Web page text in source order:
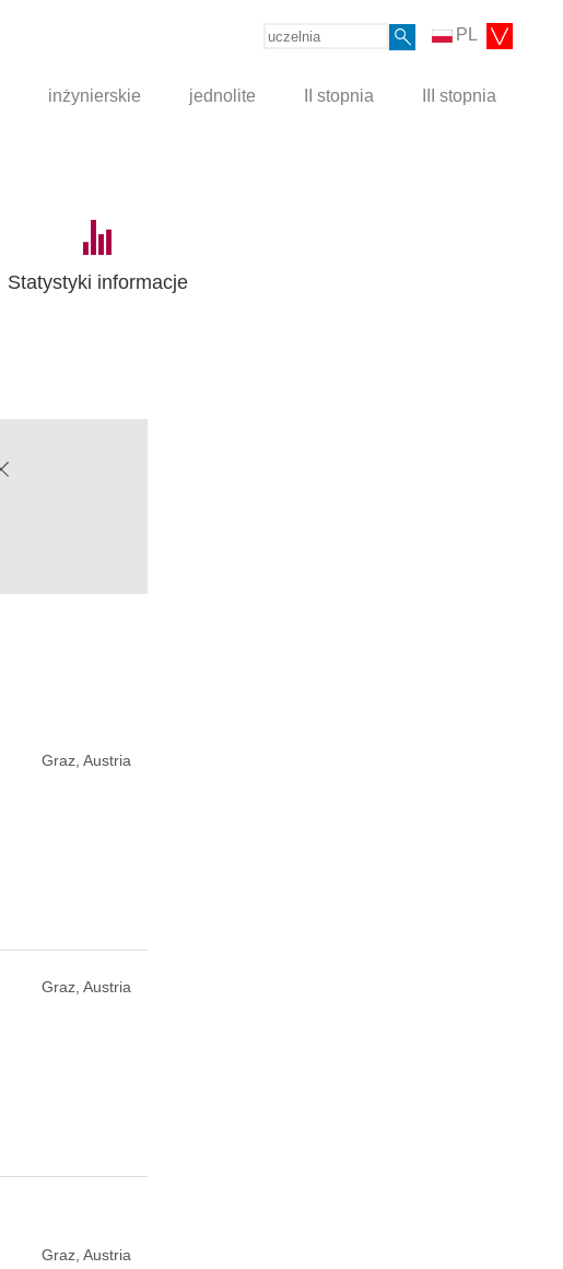
PL
inżynierskie jednolite II stopnia III stopnia
Statystyki informacje
Graz, Austria
Graz, Austria
Graz, Austria